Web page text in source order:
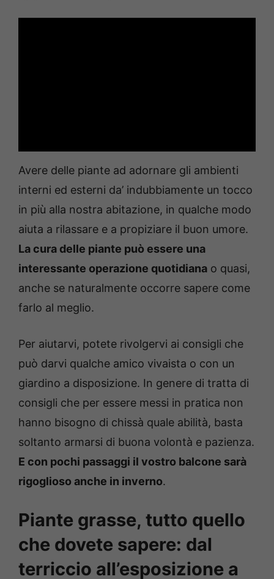
Avere delle piante ad adornare gli ambienti
interni ed esterni da’ indubbiamente un tocco
in più alla nostra abitazione, in qualche modo
aiuta a rilassare e a propiziare il buon umore.
La cura delle piante può essere una
interessante operazione quotidiana o quasi,
anche se naturalmente occorre sapere come
farlo al meglio.
Per aiutarvi, potete rivolgervi ai consigli che
può darvi qualche amico vivaista o con un
giardino a disposizione. In genere di tratta di
consigli che per essere messi in pratica non
hanno bisogno di chissà quale abilità, basta
soltanto armarsi di buona volontà e pazienza.
E con pochi passaggi il vostro balcone sarà
rigoglioso anche in inverno.
Piante grasse, tutto quello
che dovete sapere: dal
terriccio all’esposizione a